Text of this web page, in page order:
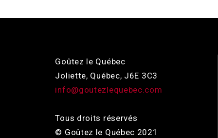
Goûtez le Québec
Joliette, Québec, J6E 3C3
info@goutezlequebec.com
Tous droits réservés
© Goûtez le Québec 2021